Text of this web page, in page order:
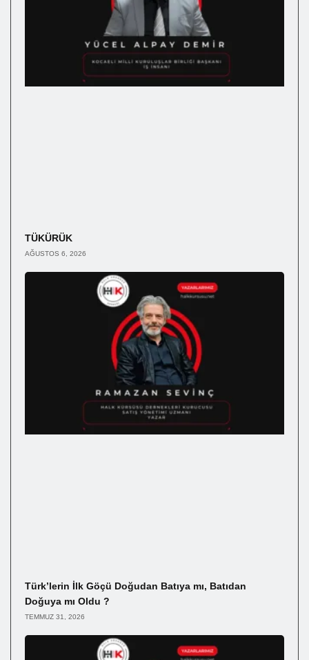
TÜKÜRÜK
AĞUSTOS 6, 2026
Türk’lerin İlk Göçü Doğudan Batıya mı, Batıdan
Doğuya mı Oldu ?
TEMMUZ 31, 2026